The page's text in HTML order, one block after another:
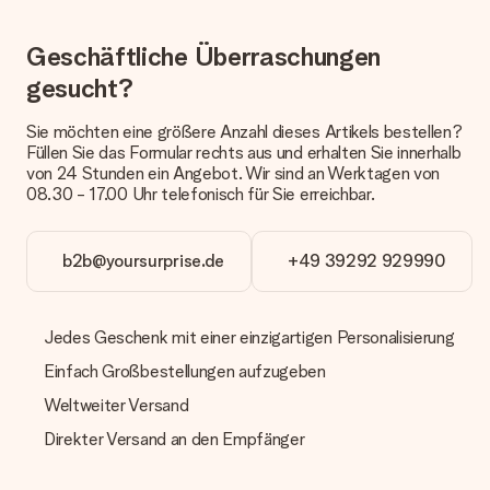
Welche Lieferoptionen stehen zur Verfügung?
Derzeit können wir (noch) keine verschiedenen Lieferoptionen
Päckchen versendet. Möchtest du wissen, ob es als Paket
oder Päckchen geliefert wird, kontaktiere bitte unseren
Kundenservice.
Wie kann ich meine Bestellung bezahlen?
Wir bieten die folgenden Zahlungsoptionen an: Vorauskasse
mit normaler Überweisung, Sofortüberweisung, Paypal,
manuellen Überweisung verlängert sich die Lieferzeit des
Geschenks jedoch um 3 Werktage.
Geschenk empfangen
Was, wenn das Geschenk meine Erwartungen nicht
Geschäftliche Überraschungen
gesucht?
Sie möchten eine größere Anzahl dieses Artikels bestellen?
Füllen Sie das Formular rechts aus und erhalten Sie innerhalb
von 24 Stunden ein Angebot. Wir sind an Werktagen von
08.30 - 17.00 Uhr telefonisch für Sie erreichbar.
b2b@yoursurprise.de +49 39292 929990
Jedes Geschenk mit einer einzigartigen Personalisierung
Einfach Großbestellungen aufzugeben
Weltweiter Versand
Direkter Versand an den Empfänger